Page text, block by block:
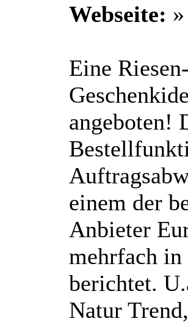
Webseite:
Eine
angeboten!
einem der
Anbieter
mehrfach in
berichtet.
Natur